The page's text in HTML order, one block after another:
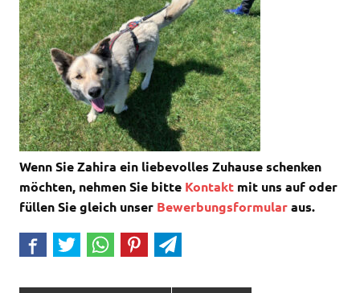
Wenn Sie Zahira ein liebevolles Zuhause schenken
möchten, nehmen Sie bitte Kontakt mit uns auf oder
füllen Sie gleich unser Bewerbungsformularaus.